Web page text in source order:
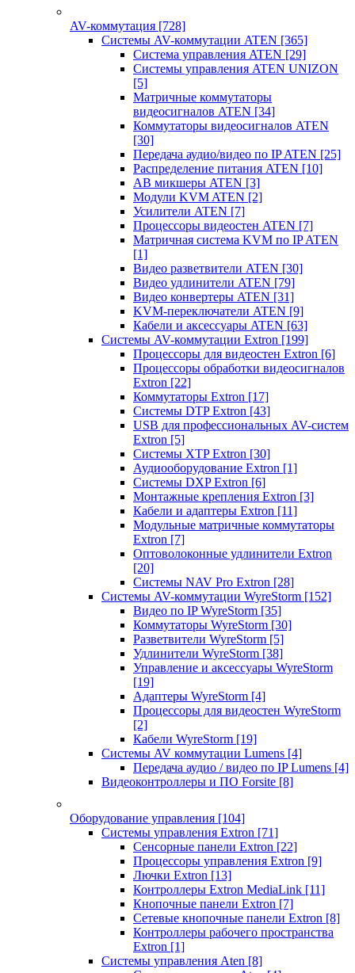
AV-коммутация [728]
Системы AV-коммутации ATEN [365]
Система управления ATEN [29]
Системы управления ATEN UNIZON
[5]
Матричные коммутаторы
видеосигналов ATEN [34]
Коммутаторы видеосигналов ATEN
[30]
Передача аудио/видео по IP ATEN [25]
Распределение питания ATEN [10]
АВ микшеры ATEN [3]
Модули KVM ATEN [2]
Усилители ATEN [7]
Процессоры видеостен ATEN [7]
Матричная система KVM по IP ATEN
[1]
Видео разветвители ATEN [30]
Видео удлинители ATEN [79]
Видео конвертеры ATEN [31]
KVM-переключатели ATEN [9]
Кабели и аксессуары ATEN [63]
Системы AV-коммутации Extron [199]
Процессоры для видеостен Extron [6]
Процессоры обработки видеосигналов
Extron [22]
Коммутаторы Extron [17]
Системы DTP Extron [43]
USB для профессиональных AV-систем
Extron [5]
Системы XTP Extron [30]
Аудиооборудование Extron [1]
Системы DXP Extron [6]
Монтажные крепления Extron [3]
Кабели и адаптеры Extron [11]
Модульные матричные коммутаторы
Extron [7]
Оптоволоконные удлинители Extron
[20]
Системы NAV Pro Extron [28]
Системы AV-коммутации WyreStorm [152]
Видео по IP WyreStorm [35]
Коммутаторы WyreStorm [30]
Разветвители WyreStorm [5]
Удлинители WyreStorm [38]
Управление и аксессуары WyreStorm
[19]
Адаптеры WyreStorm [4]
Процессоры для видеостен WyreStorm
[2]
Кабели WyreStorm [19]
Системы AV коммутации Lumens [4]
Передача аудио / видео по IP Lumens [4]
Видеоконтроллеры и ПО Forsite [8]
Оборудование управления [104]
Системы управления Extron [71]
Сенсорные панели Extron [22]
Процессоры управления Extron [9]
Лючки Extron [13]
Контроллеры Extron MediaLink [11]
Кнопочные панели Extron [7]
Сетевые кнопочные панели Extron [8]
Контроллеры рабочего пространства
Extron [1]
Системы управления Aten [8]